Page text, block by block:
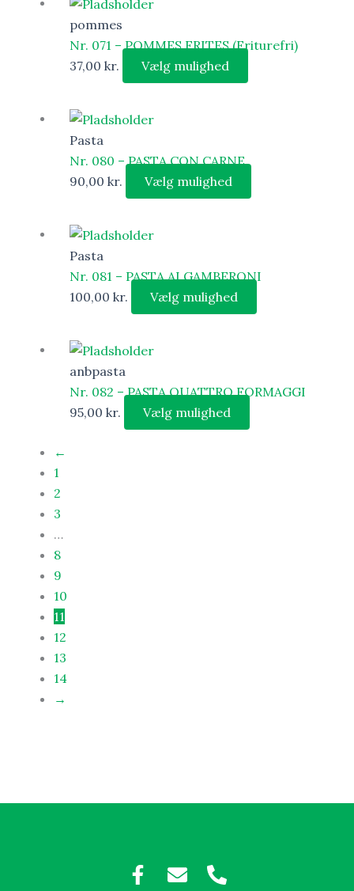
pommes
Nr. 071 – POMMES FRITES (Friturefri)
37,00 kr. Vælg mulighed
Pasta
Nr. 080 – PASTA CON CARNE
90,00 kr. Vælg mulighed
Pasta
Nr. 081 – PASTA AI GAMBERONI
100,00 kr. Vælg mulighed
anbpasta
Nr. 082 – PASTA QUATTRO FORMAGGI
95,00 kr. Vælg mulighed
←
1
2
3
…
8
9
10
11
12
13
14
→